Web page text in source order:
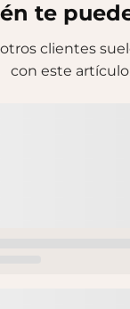
te
clientes
con este